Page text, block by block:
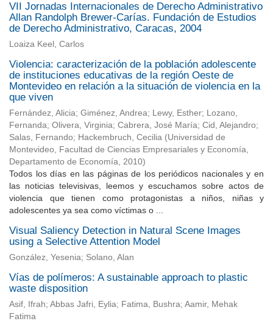
VII Jornadas Internacionales de Derecho Administrativo
Allan Randolph Brewer-Carías. Fundación de Estudios
de Derecho Administrativo, Caracas, 2004
Loaiza Keel, Carlos
Violencia: caracterización de la población adolescente
de instituciones educativas de la región Oeste de
Montevideo en relación a la situación de violencia en la
que viven
Fernández, Alicia; Giménez, Andrea; Lewy, Esther; Lozano,
Fernanda; Olivera, Virginia; Cabrera, José María; Cid, Alejandro;
Salas, Fernando; Hackembruch, Cecilia (Universidad de
Montevideo, Facultad de Ciencias Empresariales y Economía,
Departamento de Economía, 2010)
Todos los días en las páginas de los periódicos nacionales y en
las noticias televisivas, leemos y escuchamos sobre actos de
violencia que tienen como protagonistas a niños, niñas y
adolescentes ya sea como víctimas o ...
Visual Saliency Detection in Natural Scene Images
using a Selective Attention Model
González, Yesenia; Solano, Alan
Vías de polímeros: A sustainable approach to plastic
waste disposition
Asif, Ifrah; Abbas Jafri, Eylia; Fatima, Bushra; Aamir, Mehak
Fatima